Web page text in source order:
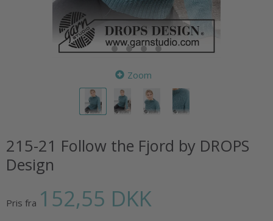
Zoom
215-21 Follow the Fjord by DROPS
Design
Pris fra 152,55 DKK